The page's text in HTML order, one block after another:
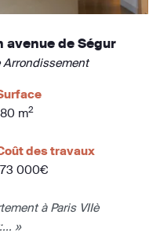
de Ségur
Arrondissement
m2
des travaux
000€
à Paris VIIè
»